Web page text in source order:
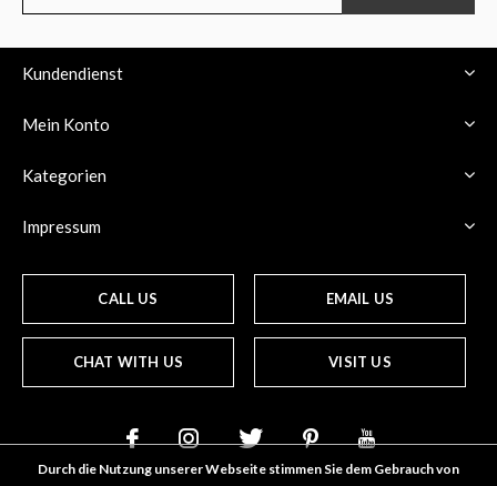
Kundendienst
Mein Konto
Kategorien
Impressum
CALL US EMAIL US
CHAT WITH US VISIT US
Durch die Nutzung unserer Webseite stimmen Sie dem Gebrauch von